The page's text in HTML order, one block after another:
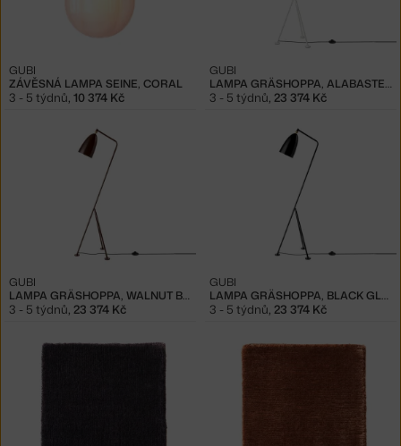
ZÁVĚSNÁ LAMPA SEINE, CORAL
GUBI
3 - 5 týdnů, 10 374 Kč
LAMPA GRÄSHOPPA, ALABASTER WHITE
GUBI
3 - 5 týdnů, 23 374 Kč
LAMPA GRÄSHOPPA, WALNUT BROWN
GUBI
3 - 5 týdnů, 23 374 Kč
LAMPA GRÄSHOPPA, BLACK GLOSSY
GUBI
3 - 5 týdnů, 23 374 Kč